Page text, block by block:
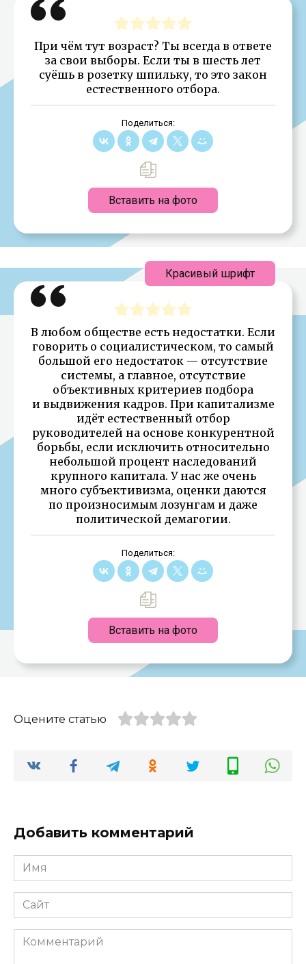
При чём тут возраст? Ты всегда в ответе
за свои выборы. Если ты в шесть лет
суёшь в розетку шпильку, то это закон
естественного отбора.
Поделиться:
Вставить на фото
В любом обществе есть недостатки. Если
говорить о социалистическом, то самый
большой его недостаток — отсутствие
системы, а главное, отсутствие
объективных критериев подбора
и выдвижения кадров. При капитализме
идёт естественный отбор
руководителей на основе конкурентной
борьбы, если исключить относительно
небольшой процент наследований
крупного капитала. У нас же очень
много субъективизма, оценки даются
по произносимым лозунгам и даже
политической демагогии.
Поделиться:
Вставить на фото
Красивый шрифт
Оцените статью
Добавить комментарий
Имя
*
Сайт
Комментарий